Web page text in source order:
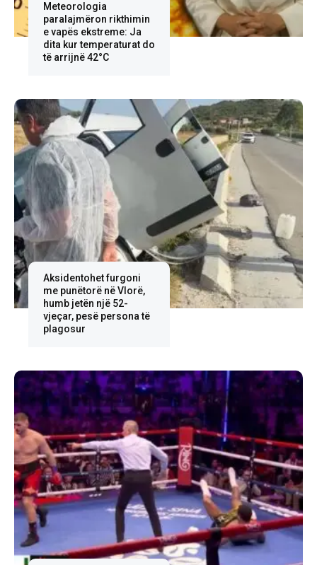
Meteorologia
paralajmëron rikthimin
e vapës ekstreme: Ja
dita kur temperaturat do
të arrijnë 42°C
Aksidentohet furgoni
me punëtorë në Vlorë,
humb jetën një 52-
vjeçar, pesë persona të
plagosur